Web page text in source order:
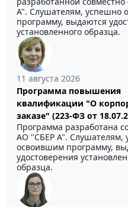
А". Слушателям, успешно
программу, выдаются
установленного образца.
11 августа 2026
Программа повышения
квалификации "О
заказе" (223-ФЗ от
Программа разработана
АО ''СБЕР А". Слушателям,
освоившим программу,
удостоверения
образца.